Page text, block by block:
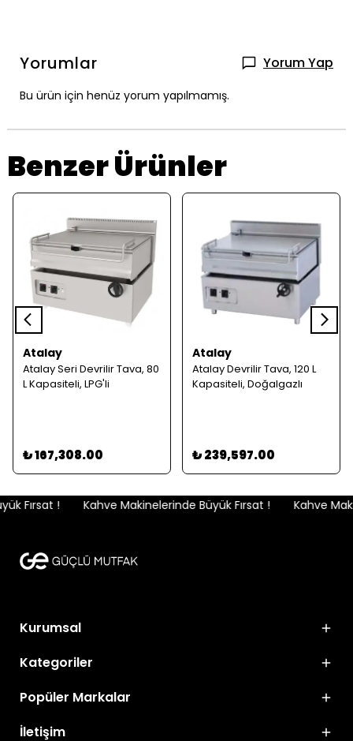
Yorumlar Yorum Yap
Bu ürün için henüz yorum yapılmamış.
Benzer Ürünler
Atalay
Atalay Seri Devrilir Tava, 80
L Kapasiteli, LPG'li
₺ 167,308.00
Atalay
Atalay Devrilir Tava, 120 L
Kapasiteli, Doğalgazlı
₺ 239,597.00
Fırsat ! Kahve Makinelerinde Büyük Fırsat ! Kahve
Kurumsal
Kategoriler
Popüler Markalar
İletişim